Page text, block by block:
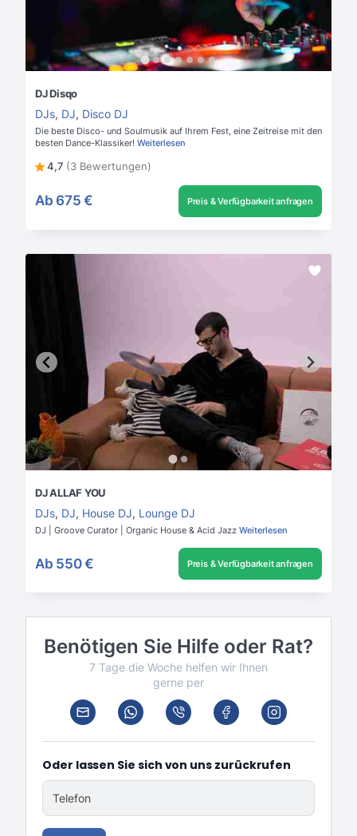
DJ Disqo
DJs, DJ, Disco DJ
Die beste Disco- und Soulmusik auf Ihrem Fest, eine Zeitreise mit den
besten Dance-Klassiker! Weiterlesen
4,7 (3 Bewertungen)
Ab 675 € Preis & Verfügbarkeit anfragen
DJ ALLAF YOU
DJs, DJ, House DJ, Lounge DJ
DJ | Groove Curator | Organic House & Acid Jazz Weiterlesen
Ab 550 € Preis & Verfügbarkeit anfragen
Benötigen Sie Hilfe oder Rat?
7 Tage die Woche helfen wir Ihnen
gerne per
Oder lassen Sie sich von uns zurückrufen
Telefon